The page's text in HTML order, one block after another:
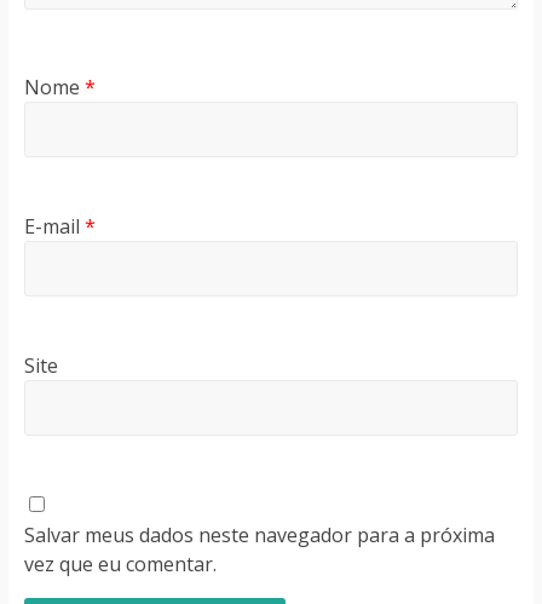
Nome *
E-mail *
Site
Salvar meus dados neste navegador para a próxima
vez que eu comentar.